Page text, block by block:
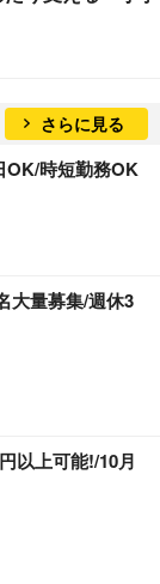
さらに見る
OK/時短勤務OK
大量募集/週休3
以上可能!/10月